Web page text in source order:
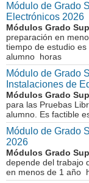
Módulo de Grado
Electrónicos 2026
Módulos Grado
preparación en
tiempo de estudio
alumno horas
Módulo de Grado
Instalaciones de
Módulos Grado
para las Pruebas
alumno. Es factible
Módulo de Grado
2026
Módulos Grado
depende del trabajo
en menos de 1 año